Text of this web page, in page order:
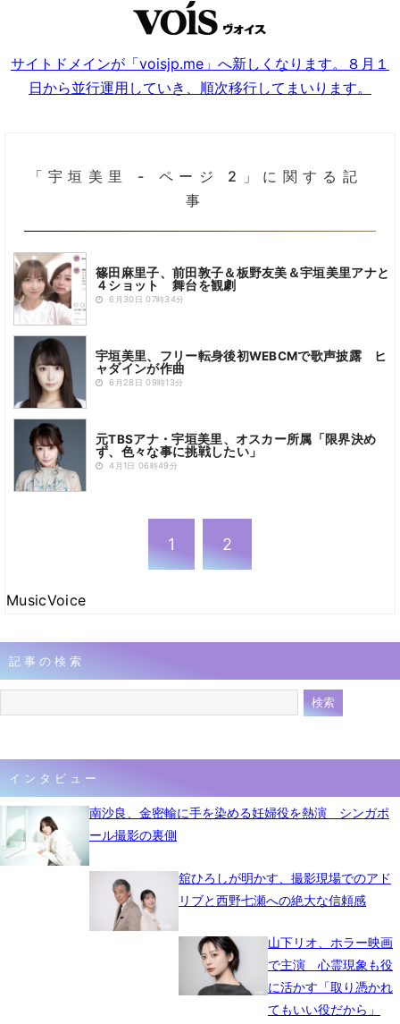
サイトドメインが「voisjp.me」へ新しくなります。８月１
日から並行運用していき、順次移行してまいります。
「宇垣美里 - ページ 2」に関する記
事
篠田麻里子、前田敦子＆板野友美＆宇垣美里アナと
４ショット 舞台を観劇
6月30日 07時34分
宇垣美里、フリー転身後初WEBCMで歌声披露 ヒ
ャダインが作曲
6月28日 09時13分
元TBSアナ・宇垣美里、オスカー所属「限界決め
ず、色々な事に挑戦したい」
4月1日 06時49分
1 2
MusicVoice
記事の検索
インタビュー
南沙良、金密輸に手を染める妊婦役を熱演 シンガポ
ール撮影の裏側
舘ひろしが明かす、撮影現場でのアド
リブと西野七瀬への絶大な信頼感
山下リオ、ホラー映画
で主演 心霊現象も役
に活かす「取り憑かれ
てもいい役だから」